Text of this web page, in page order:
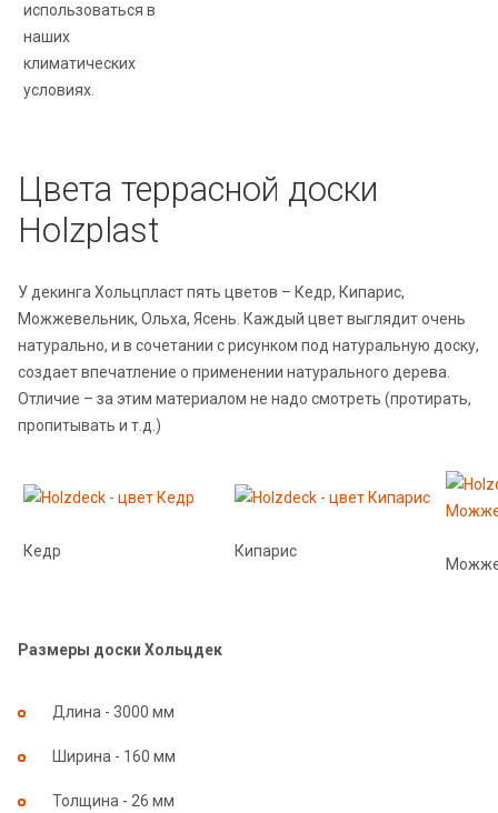
использоваться в
наших
климатических
условиях.
Цвета террасной доски
Holzplast
У декинга Хольцпласт пять цветов – Кедр, Кипарис,
Можжевельник, Ольха, Ясень. Каждый цвет выглядит очень
натурально, и в сочетании с рисунком под натуральную доску,
создает впечатление о применении натурального дерева.
Отличие – за этим материалом не надо смотреть (протирать,
пропитывать и т.д.)
Кедр Кипарис
Размеры доски Хольцдек
Длина - 3000 мм
Ширина - 160 мм
Толщина - 26 мм